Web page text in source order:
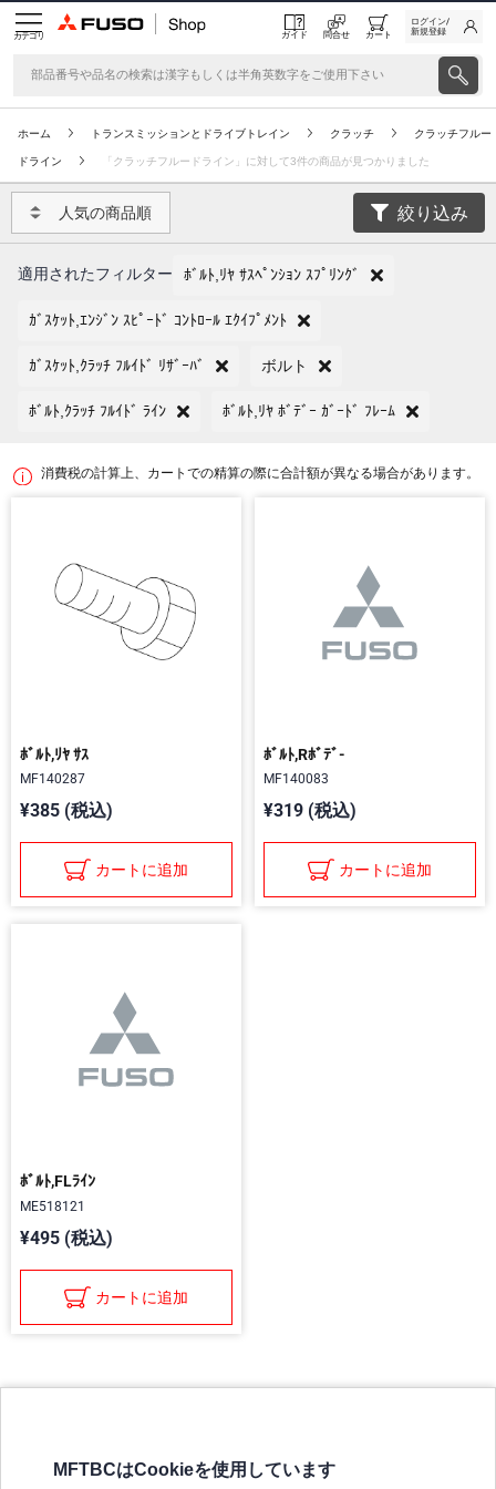
カテゴリ ガイド 問合せ カート
ログイン/
新規登録
ホーム トランスミッションとドライブトレイン クラッチ クラッチフルー
ドライン 「クラッチフルードライン」に対して3件の商品が見つかりました
人気の商品順 絞り込み
適用されたフィルター ﾎﾞﾙﾄ,ﾘﾔ ｻｽﾍﾟﾝｼｮﾝ ｽﾌﾟﾘﾝｸﾞ
ｶﾞｽｹｯﾄ,ｴﾝｼﾞﾝ ｽﾋﾟｰﾄﾞ ｺﾝﾄﾛｰﾙ ｴｸｲﾌﾟﾒﾝﾄ
ｶﾞｽｹｯﾄ,ｸﾗｯﾁ ﾌﾙｲﾄﾞ ﾘｻﾞｰﾊﾞ ボルト
ﾎﾞﾙﾄ,ｸﾗｯﾁ ﾌﾙｲﾄﾞ ﾗｲﾝ ﾎﾞﾙﾄ,ﾘﾔ ﾎﾞﾃﾞｰ ｶﾞｰﾄﾞ ﾌﾚｰﾑ
消費税の計算上、カートでの精算の際に合計額が異なる場合があります。
ﾎﾞﾙﾄ,ﾘﾔ ｻｽ
MF140287
¥385 (税込)
カートに追加
ﾎﾞﾙﾄ,Rﾎﾞﾃﾞ-
MF140083
¥319 (税込)
カートに追加
ﾎﾞﾙﾄ,FLﾗｲﾝ
ME518121
¥495 (税込)
カートに追加
MFTBCはCookieを使用しています